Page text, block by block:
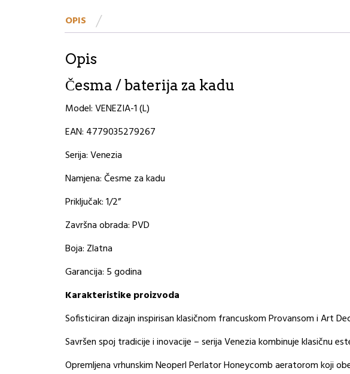
OPIS
Opis
Česma / baterija za kadu
Model: VENEZIA-1 (L)
EAN: 4779035279267
Serija: Venezia
Namjena: Česme za kadu
Priključak: 1/2”
Završna obrada: PVD
Boja: Zlatna
Garancija: 5 godina
Karakteristike proizvoda
Sofisticiran dizajn inspirisan klasičnom francuskom Provansom i Art
Savršen spoj tradicije i inovacije – serija Venezia kombinuje klasičnu
Opremljena vrhunskim Neoperl Perlator Honeycomb aeratorom koji